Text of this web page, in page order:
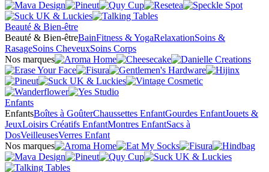
Beauté & Bien-être
Beauté & Bien-êtreBainFitness & YogaRelaxationSoins &
RasageSoins CheveuxSoins Corps
Nos marques
Enfants
EnfantsBoîtes à GoûterChaussettes EnfantGourdes EnfantJouets &
JeuxLoisirs Créatifs EnfantMontres EnfantSacs à
DosVeilleusesVerres Enfant
Nos marques